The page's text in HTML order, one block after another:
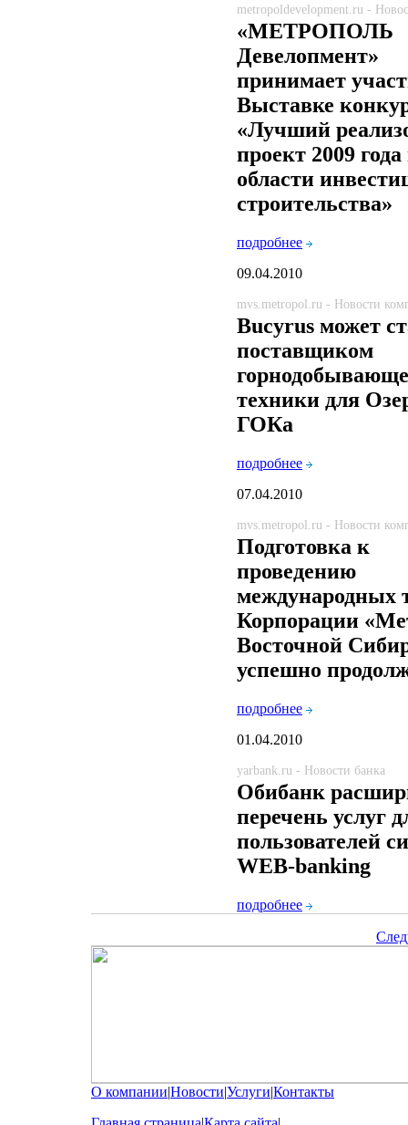
metropoldevelopment.ru -
«МЕТРОПОЛЬ
Девелопмент»
принимает
Выставке
«Лучший
проект 2009 года
области
строительства»
подробнее
09.04.2010
mvs.metropol.ru - Новости
Bucyrus может
поставщиком
техники для
ГОКа
подробнее
07.04.2010
mvs.metropol.ru - Новости
Подготовка к
проведению
международных
Корпорации
Восточной
успешно
подробнее
01.04.2010
yarbank.ru - Новости банка
Обибанк
перечень услуг
пользователей
WEB-banking
подробнее
О компании|Новости|Услуги|Контакты